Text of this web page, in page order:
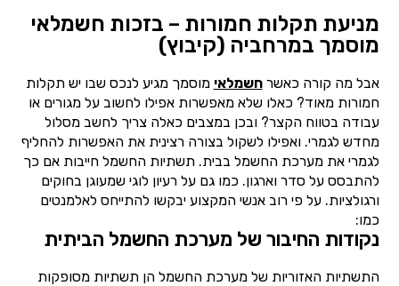
מניעת תקלות חמורות – בזכות חשמלאי
מוסמך במרחביה (קיבוץ)
אבל מה קורה כאשרחשמלאי מוסמך מגיע לנכס שבו יש תקלות
חמורות מאוד? כאלו שלא מאפשרות אפילו לחשוב על מגורים או
עבודה בטווח הקצר? ובכן במצבים כאלה צריך לחשב מסלול
מחדש לגמרי. ואפילו לשקול בצורה רצינית את האפשרות להחליף
לגמרי את מערכת החשמל בבית. תשתיות החשמל חייבות אם כך
להתבסס על סדר וארגון. כמו גם על רעיון לוגי שמעוגן בחוקים
ורגולציות. על פי רוב אנשי המקצוע יבקשו להתייחס לאלמנטים
כמו:
נקודות החיבור של מערכת החשמל הביתית
התשתיות האזוריות של מערכת החשמל הן תשתיות מסופקות